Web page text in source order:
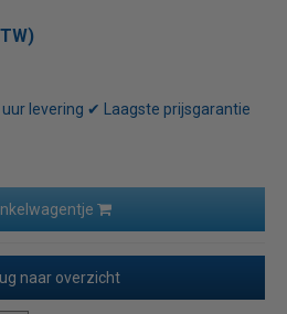
levering ✔ Laagste prijsgarantie
naar overzicht